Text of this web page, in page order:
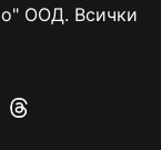
ООД. Всички